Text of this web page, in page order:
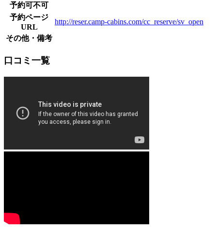
予約可不可
予約ページ
URL
http://reser.camp-cabins.com/cc_reserve/sv_open
その他・備考
口コミ一覧